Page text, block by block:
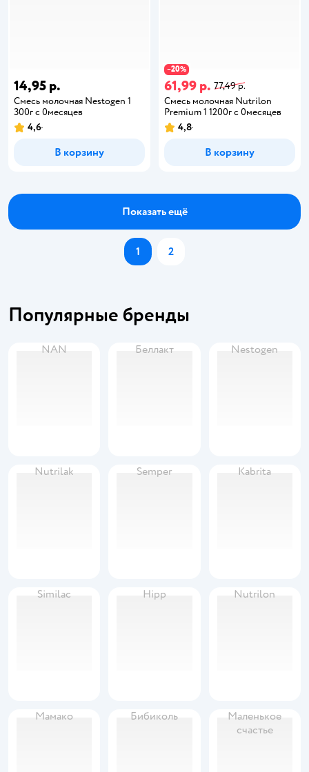
14,95 р.
Смесь молочная Nestogen 1
300г с 0месяцев
4,6
В корзину
−20%
61,99 р. 77,49 р.
Смесь молочная Nutrilon
Premium 1 1200г с 0месяцев
4,8
В корзину
Показать ещё
1 2
Популярные бренды
NAN Беллакт Nestogen
Nutrilak Semper Kabrita
Similac Hipp Nutrilon
Мамако Бибиколь
Маленькое
счастье